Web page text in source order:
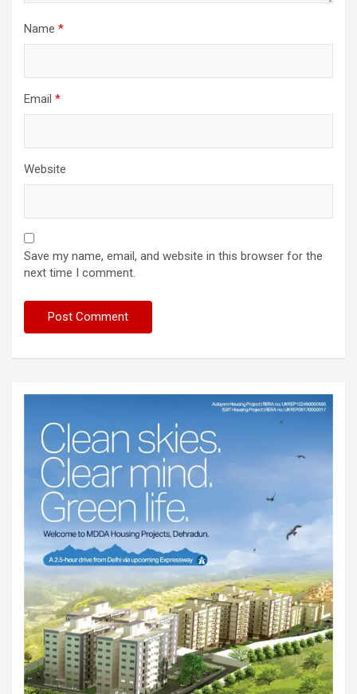
Name *
Email *
Website
Save my name, email, and website in this browser for the
next time I comment.